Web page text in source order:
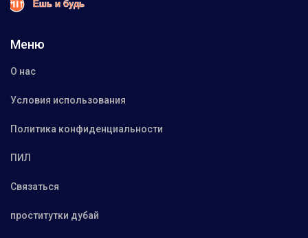
Меню
О нас
Условия использования
Политика конфиденциальности
ПИЛ
Связаться
проститутки дубай